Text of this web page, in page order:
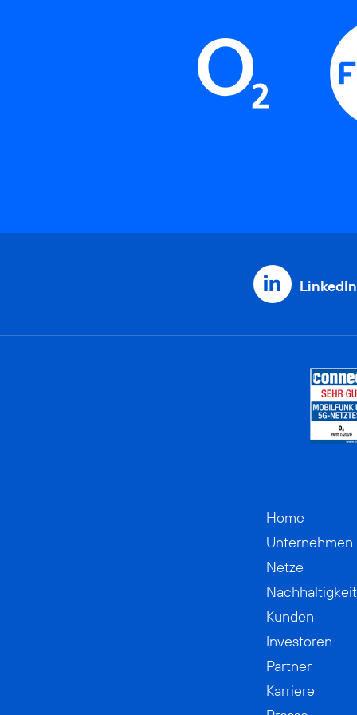
LinkedIn
Home
Unternehmen
Netze
Nachhaltigkeit
Kunden
Investoren
Partner
Karriere